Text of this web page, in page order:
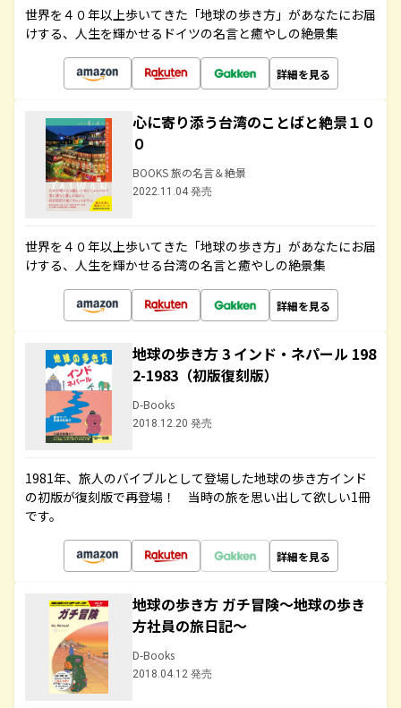
世界を４０年以上歩いてきた「地球の歩き方」があなたにお届
けする、人生を輝かせるドイツの名言と癒やしの絶景集
詳細を見る
心に寄り添う台湾のことばと絶景１０
０
BOOKS 旅の名言＆絶景
2022.11.04 発売
世界を４０年以上歩いてきた「地球の歩き方」があなたにお届
けする、人生を輝かせる台湾の名言と癒やしの絶景集
詳細を見る
地球の歩き方 3 インド・ネパール 198
2-1983（初版復刻版）
D-Books
2018.12.20 発売
1981年、旅人のバイブルとして登場した地球の歩き方インド
の初版が復刻版で再登場！ 当時の旅を思い出して欲しい1冊
です。
詳細を見る
地球の歩き方 ガチ冒険～地球の歩き
方社員の旅日記～
D-Books
2018.04.12 発売